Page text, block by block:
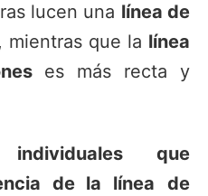
lucen una línea de
, mientras que la línea
es más recta y
individuales que
de la línea
de